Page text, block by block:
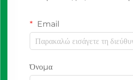
Email
Όνομα